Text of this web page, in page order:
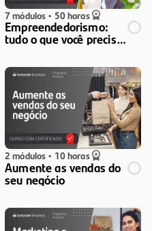
7 módulos • 50 horas
Empreendedorismo:
tudo o que você precisa
2 módulos • 10 horas
Aumente as vendas do
seu negócio